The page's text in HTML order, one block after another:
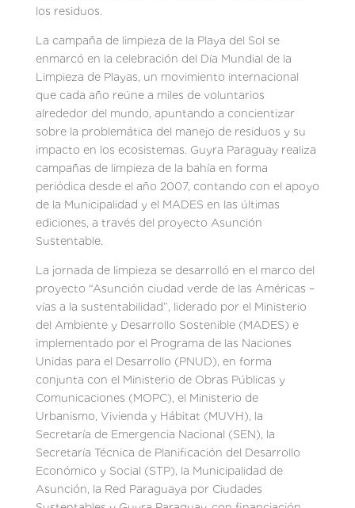
los residuos.
La campaña de limpieza de la Playa del Sol se
enmarcó en la celebración del Día Mundial de la
Limpieza de Playas, un movimiento internacional
que cada año reúne a miles de voluntarios
alrededor del mundo, apuntando a concientizar
sobre la problemática del manejo de residuos y su
impacto en los ecosistemas. Guyra Paraguay realiza
campañas de limpieza de la bahía en forma
periódica desde el año 2007, contando con el apoyo
de la Municipalidad y el MADES en las últimas
ediciones, a través del proyecto Asunción
Sustentable.
La jornada de limpieza se desarrolló en el marco del
proyecto “Asunción ciudad verde de las Américas –
vías a la sustentabilidad”, liderado por el Ministerio
del Ambiente y Desarrollo Sostenible (MADES) e
implementado por el Programa de las Naciones
Unidas para el Desarrollo (PNUD), en forma
conjunta con el Ministerio de Obras Públicas y
Comunicaciones (MOPC), el Ministerio de
Urbanismo, Vivienda y Hábitat (MUVH), la
Secretaría de Emergencia Nacional (SEN), la
Secretaría Técnica de Planificación del Desarrollo
Económico y Social (STP), la Municipalidad de
Asunción, la Red Paraguaya por Ciudades